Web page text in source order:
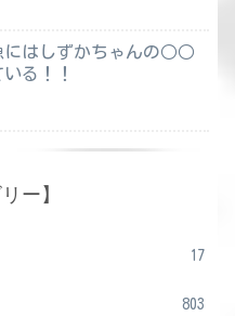
にはしずかちゃんの○○
る！！
ー】
17
803